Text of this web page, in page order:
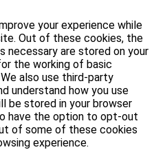
your experience while
Out of these cookies, the
necessary are stored on your
the working of basic
also use third-party
understand how you use
be stored in your browser
have the option to opt-out
of some of these cookies
experience.